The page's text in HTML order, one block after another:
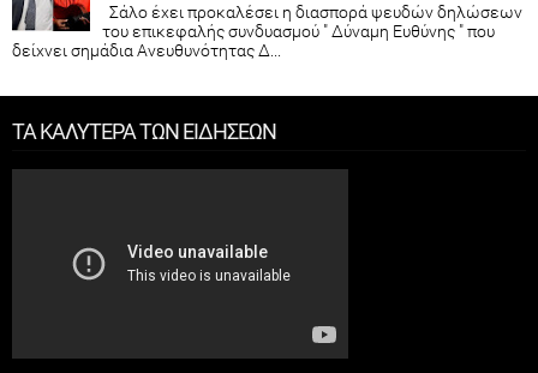
Σάλο έχει προκαλέσει η διασπορά ψευδών δηλώσεων
του επικεφαλής συνδυασμού " Δύναμη Ευθύνης " που
δείχνει σημάδια Ανευθυνότητας Δ...
ΤΑ ΚΑΛΥΤΕΡΑ ΤΩΝ ΕΙΔΗΣΕΩΝ